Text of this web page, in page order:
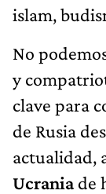
islam,
No
y
clave para
de Rusia
actualidad,
Ucraniade